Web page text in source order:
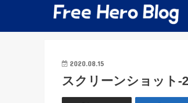
2020.08.15
スクリーンショット-